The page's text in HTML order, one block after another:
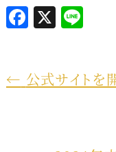
F
a
e
X L
e
← 公式サイトを